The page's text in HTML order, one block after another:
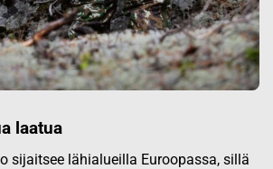
laatua
sijaitsee lähialueilla Euroopassa, sillä